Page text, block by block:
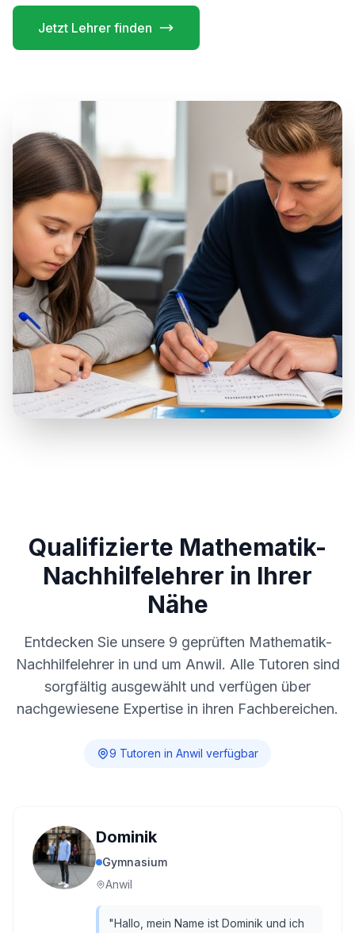
Jetzt Lehrer finden
Qualifizierte Mathematik-
Nachhilfelehrer in Ihrer
Nähe
Entdecken Sie unsere 9 geprüften Mathematik-
Nachhilfelehrer in und um Anwil. Alle Tutoren sind
sorgfältig ausgewählt und verfügen über
nachgewiesene Expertise in ihren Fachbereichen.
9 Tutoren in Anwil verfügbar
Dominik
Gymnasium
Anwil
"Hallo, mein Name ist Dominik und ich